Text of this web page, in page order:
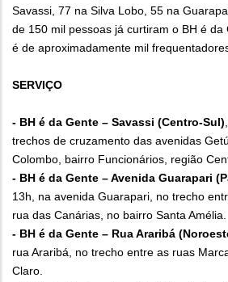
Savassi, 77 na Silva Lobo, 55 na
de 150 mil pessoas já curtiram o BH é
é de aproximadamente mil
SERVIÇO
- BH é da Gente – Savassi (Centro-Sul)
trechos de cruzamento das avenidas
Colombo, bairro Funcionários, região
- BH é da Gente – Avenida Guarapari
13h, na avenida Guarapari, no trecho
rua das Canárias, no bairro Santa Amélia.
- BH é da Gente – Rua Araribá
rua Araribá, no trecho entre as ruas
Claro.